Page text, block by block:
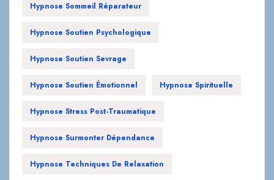
Hypnose Sommeil Réparateur
Hypnose Soutien Psychologique
Hypnose Soutien Sevrage
Hypnose Soutien Émotionnel Hypnose Spirituelle
Hypnose Stress Post-Traumatique
Hypnose Surmonter Dépendance
Hypnose Techniques De Relaxation